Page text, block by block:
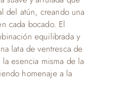
del atún, creando una
cada bocado. El
equilibrada y
lata de ventresca de
esencia misma de la
homenaje a la